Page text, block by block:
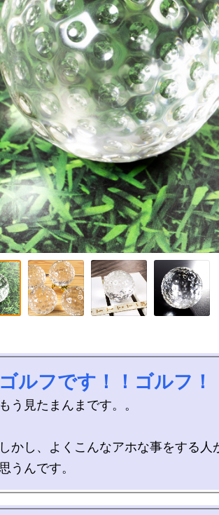
ゴルフです！！ゴルフ！
もう見たまんまです。。
しかし、よくこんなアホな事をする人